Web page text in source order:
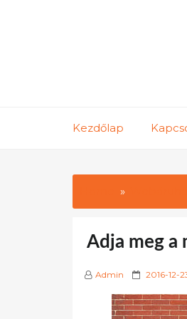
Kezdőlap
Adja meg a
Admin
P
s
2016-12-